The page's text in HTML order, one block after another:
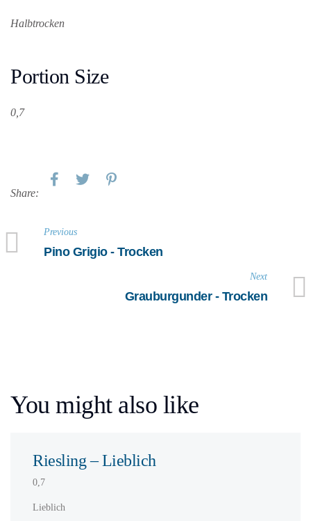
Halbtrocken
Portion Size
0,7
Share:
Previous
Pino Grigio - Trocken
Next
Grauburgunder - Trocken
You might also like
Riesling – Lieblich
0,7
Lieblich